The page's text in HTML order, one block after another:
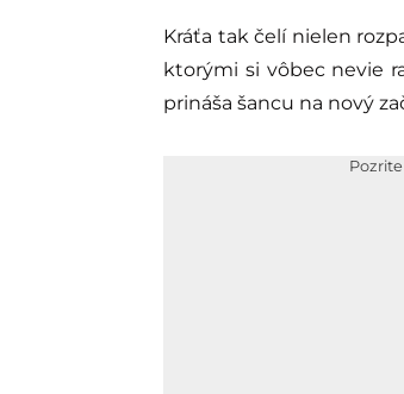
Kráťa tak čelí nielen
ktorými si vôbec nevie
prináša šancu na nový